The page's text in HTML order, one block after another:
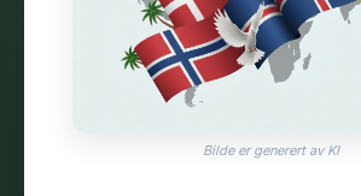
Bilde er generert av KI